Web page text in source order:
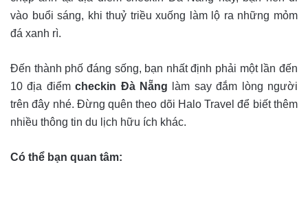
vào buổi sáng, khi thuỷ triều xuống làm lộ ra những mỏm
đá xanh rì.
Đến thành phố đáng sống, bạn nhất định phải một lần đến
10 địa điểmcheckin Đà Nẵng làm say đắm lòng người
trên đây nhé. Đừng quên theo dõi Halo Travel để biết thêm
nhiều thông tin du lịch hữu ích khác.
Có thể bạn quan tâm: